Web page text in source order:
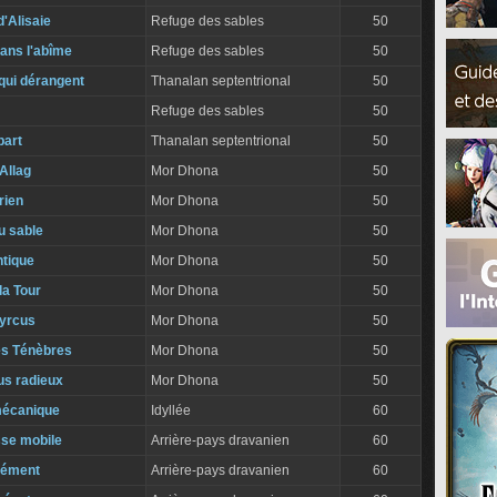
Refuge des sables
50
l'abîme
Refuge des sables
50
dérangent
Thanalan septentrional
50
Refuge des sables
50
Thanalan septentrional
50
Mor Dhona
50
Mor Dhona
50
sable
Mor Dhona
50
Mor Dhona
50
Tour
Mor Dhona
50
Mor Dhona
50
Ténèbres
Mor Dhona
50
radieux
Mor Dhona
50
Idyllée
60
mobile
Arrière-pays dravanien
60
Arrière-pays dravanien
60